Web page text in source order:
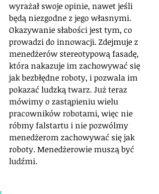
wyrażał swoje opinie, nawet jeśli
będą niezgodne z jego własnymi.
Okazywanie słabości jest tym, co
prowadzi do innowacji. Zdejmuje z
menedżerów stereotypową fasadę,
która nakazuje im zachowywać się
jak bezbłędne roboty, i pozwala im
pokazać ludzką twarz. Już teraz
mówimy o zastąpieniu wielu
pracowników robotami, więc nie
róbmy falstartu i nie pozwólmy
menedżerom zachowywać się jak
roboty. Menedżerowie muszą być
ludźmi.